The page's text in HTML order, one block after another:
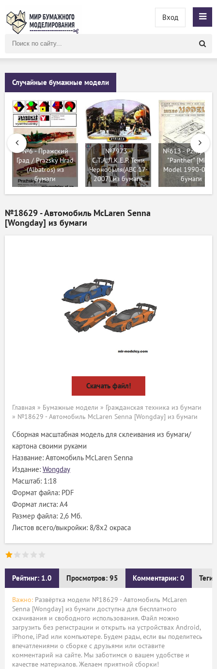
сайту
Вход
Случайные бумажные модели
№6 - Пражский
Град / Prazsky Hrad
(Albatros) из
бумаги
№7973 -
С.Т.А.Л.К.Е.Р. Тени
Чернобыля(ABC 17-
2007) из бумаги
№613 - PzKfpw V-
"Panther" [Mikro
Model 1990-01]
бумаги
№18629 - Автомобиль McLaren Senna
[Wongday] из бумаги
Скачать файл!
Главная » Бумажные модели » Гражданская техника из бумаги
» №18629 - Автомобиль McLaren Senna [Wongday] из бумаги
Сборная масштабная модель для склеивания из бумаги/
картона своими руками
Название: Автомобиль McLaren Senna
Издание: Wongday
Масштаб: 1:18
Формат файла: PDF
Формат листа: А4
Размер файла: 2,6 Мб.
Листов всего/выкройки: 8/8х2 окраса
Рейтинг: 1.0 Просмотров: 95 Комментарии: 0 Теги:
Важно: Развёртка модели №18629 - Автомобиль McLaren
Senna [Wongday] из бумаги доступна для бесплатного
скачивания и свободного использования. Файл можно
загрузить без регистрации и открыть на устройствах Android,
iPhone, iPad или компьютере. Будем рады, если вы поделитесь
впечатлениями о сборке с друзьями или оставите
комментарий на сайте. Мы заботимся о вашем удобстве и
качестве материалов. Желаем приятной сборки!